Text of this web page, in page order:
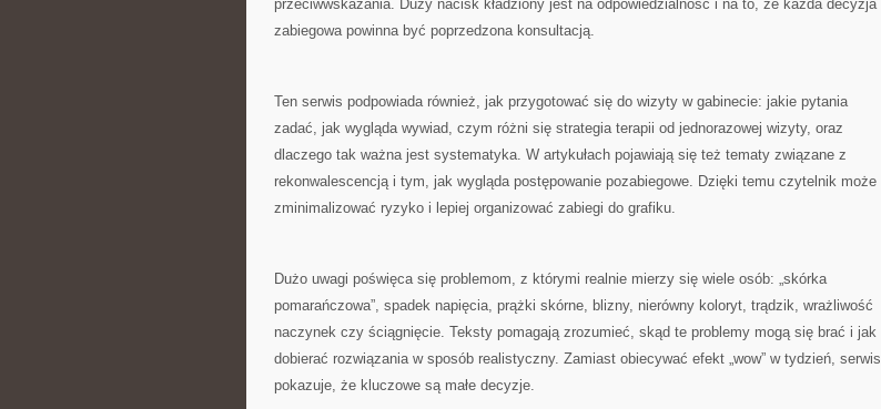
przeciwwskazania. Duży nacisk kładziony jest na odpowiedzialność i na to, że każda decyzja
zabiegowa powinna być poprzedzona konsultacją.
Ten serwis podpowiada również, jak przygotować się do wizyty w gabinecie: jakie pytania
zadać, jak wygląda wywiad, czym różni się strategia terapii od jednorazowej wizyty, oraz
dlaczego tak ważna jest systematyka. W artykułach pojawiają się też tematy związane z
rekonwalescencją i tym, jak wygląda postępowanie pozabiegowe. Dzięki temu czytelnik może
zminimalizować ryzyko i lepiej organizować zabiegi do grafiku.
Dużo uwagi poświęca się problemom, z którymi realnie mierzy się wiele osób: „skórka
pomarańczowa”, spadek napięcia, prążki skórne, blizny, nierówny koloryt, trądzik, wrażliwość
naczynek czy ściągnięcie. Teksty pomagają zrozumieć, skąd te problemy mogą się brać i jak
dobierać rozwiązania w sposób realistyczny. Zamiast obiecywać efekt „wow” w tydzień, serwis
pokazuje, że kluczowe są małe decyzje.